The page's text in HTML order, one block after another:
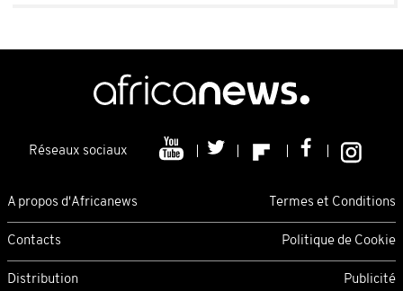
Réseaux sociaux
A propos d'Africanews Termes et Conditions
Contacts Politique de Cookie
Distribution Publicité